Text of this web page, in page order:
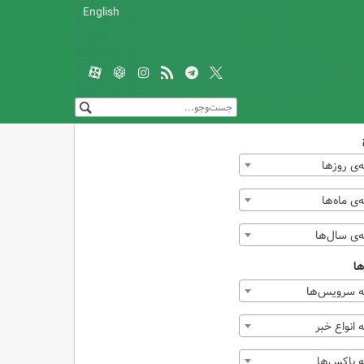
English
روزها
ماه‌ها
سال‌ها
سرویس‌ها
انواع خبر